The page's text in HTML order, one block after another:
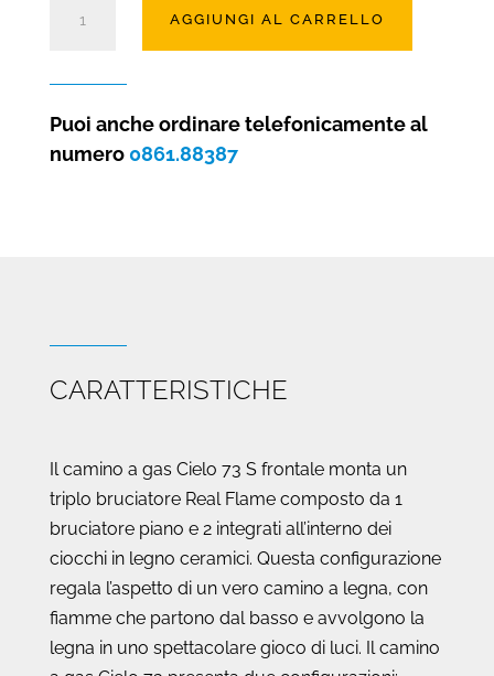
o
outdoor
AGGIUNGI AL CARRELLO
Puoi anche ordinare telefonicamente al
numero 0861.88387
CARATTERISTICHE
Il camino a gas Cielo 73 S frontale monta un
triplo bruciatore Real Flame composto da 1
bruciatore piano e 2 integrati all’interno dei
ciocchi in legno ceramici. Questa configurazione
regala l’aspetto di un vero camino a legna, con
fiamme che partono dal basso e avvolgono la
legna in uno spettacolare gioco di luci. Il camino